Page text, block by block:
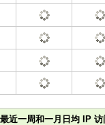
近一周和一月日均 IP